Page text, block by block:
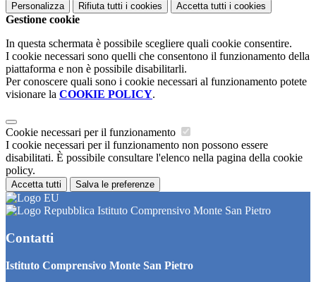
Personalizza Rifiuta tutti i cookies Accetta tutti i cookies
Gestione cookie
In questa schermata è possibile scegliere quali cookie consentire.
I cookie necessari sono quelli che consentono il funzionamento della
piattaforma e non è possibile disabilitarli.
Per conoscere quali sono i cookie necessari al funzionamento potete
visionare la COOKIE POLICY.
Cookie necessari per il funzionamento
I cookie necessari per il funzionamento non possono essere
disabilitati. È possibile consultare l'elenco nella pagina della cookie
policy.
Accetta tutti Salva le preferenze
Istituto Comprensivo Monte San Pietro
Contatti
Istituto Comprensivo Monte San Pietro